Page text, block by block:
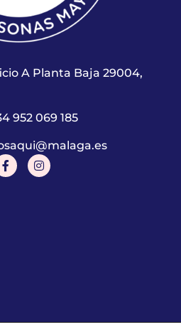
A Planta Baja 29004,
952 069 185